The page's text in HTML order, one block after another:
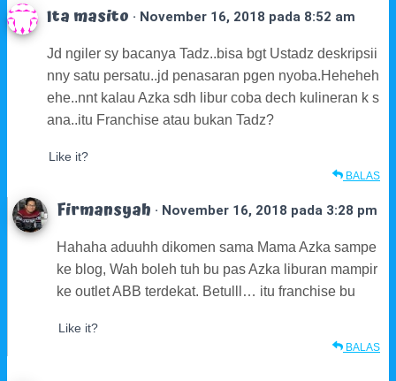
Ita masito · November 16, 2018 pada 8:52 am
Jd ngiler sy bacanya Tadz..bisa bgt Ustadz deskripsii
nny satu persatu..jd penasaran pgen nyoba.Heheheh
ehe..nnt kalau Azka sdh libur coba dech kulineran k s
ana..itu Franchise atau bukan Tadz?
Like it?
BALAS
Firmansyah · November 16, 2018 pada 3:28 pm
Hahaha aduuhh dikomen sama Mama Azka sampe
ke blog, Wah boleh tuh bu pas Azka liburan mampir
ke outlet ABB terdekat. Betulll… itu franchise bu
Like it?
BALAS